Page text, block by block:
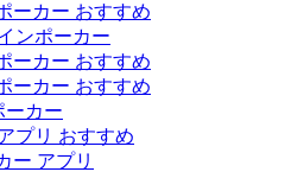
ーカー おすすめ
ンポーカー
ーカー おすすめ
ーカー おすすめ
ーカー
プリ おすすめ
ー アプリ